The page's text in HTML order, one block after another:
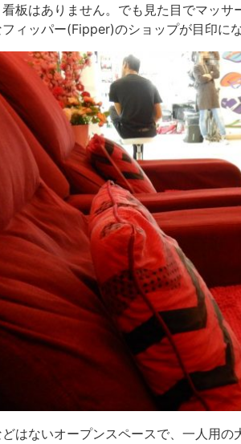
看板はありません。でも見た目でマッ
ィッパー(Fipper)のショップが目印に
はないオープンスペースで、一人用の